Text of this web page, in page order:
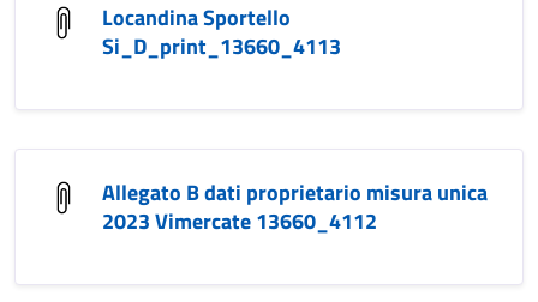
Locandina Sportello
Si_D_print_13660_4113
Allegato B dati proprietario misura unica
2023 Vimercate 13660_4112